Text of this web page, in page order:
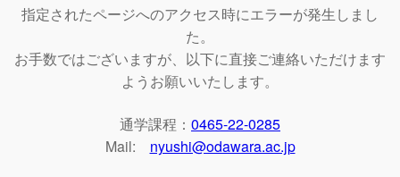
指定されたページへのアクセス時にエラーが発生しまし
た。
お手数ではございますが、以下に直接ご連絡いただけます
ようお願いいたします。
通学課程： 0465-22-0285
Mail: nyushi@odawara.ac.jp